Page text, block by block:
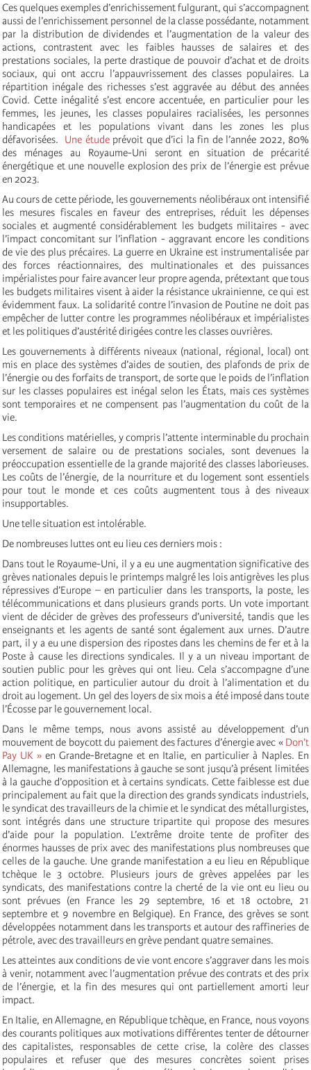
Ces quelques exemples d’enrichissement fulgurant, qui s’accompagnent
aussi de l’enrichissement personnel de la classe possédante, notamment
par la distribution de dividendes et l’augmentation de la valeur des
actions, contrastent avec les faibles hausses de salaires et des
prestations sociales, la perte drastique de pouvoir d’achat et de droits
sociaux, qui ont accru l’appauvrissement des classes populaires. La
répartition inégale des richesses s’est aggravée au début des années
Covid. Cette inégalité s’est encore accentuée, en particulier pour les
femmes, les jeunes, les classes populaires racialisées, les personnes
handicapées et les populations vivant dans les zones les plus
défavorisées.
Une étudeprévoit que d’ici la fin de l’année 2022, 80%
des ménages au Royaume-Uni seront en situation de précarité
énergétique et une nouvelle explosion des prix de l’énergie est prévue
en 2023.
Au cours de cette période, les gouvernements néolibéraux ont intensifié
les mesures fiscales en faveur des entreprises, réduit les dépenses
sociales et augmenté considérablement les budgets militaires - avec
l’impact concomitant sur l’inflation - aggravant encore les conditions
de vie des plus précaires. La guerre en Ukraine est instrumentalisée par
des forces réactionnaires, des multinationales et des puissances
impérialistes pour faire avancer leur propre agenda, prétextant que tous
les budgets militaires visent à aider la résistance ukrainienne, ce qui est
évidemment faux. La solidarité contre l’invasion de Poutine ne doit pas
empêcher de lutter contre les programmes néolibéraux et impérialistes
et les politiques d’austérité dirigées contre les classes ouvrières.
Les gouvernements à différents niveaux (national, régional, local) ont
mis en place des systèmes d’aides de soutien, des plafonds de prix de
l’énergie ou des forfaits de transport, de sorte que le poids de l’inflation
sur les classes populaires est inégal selon les États, mais ces systèmes
sont temporaires et ne compensent pas l’augmentation du coût de la
vie.
Les conditions matérielles, y compris l’attente interminable du prochain
versement de salaire ou de prestations sociales, sont devenues la
préoccupation essentielle de la grande majorité des classes laborieuses.
Les coûts de l’énergie, de la nourriture et du logement sont essentiels
pour tout le monde et ces coûts augmentent tous à des niveaux
insupportables.
Une telle situation est intolérable.
De nombreuses luttes ont eu lieu ces derniers mois :
Dans tout le Royaume-Uni, il y a eu une augmentation significative des
grèves nationales depuis le printemps malgré les lois antigrèves les plus
répressives d’Europe – en particulier dans les transports, la poste, les
télécommunications et dans plusieurs grands ports. Un vote important
vient de décider de grèves des professeurs d’université, tandis que les
enseignants et les agents de santé sont également aux urnes. D’autre
part, il y a eu une dispersion des ripostes dans les chemins de fer et à la
Poste à cause les directions syndicales. Il y a un niveau important de
soutien public pour les grèves qui ont lieu. Cela s’accompagne d’une
action politique, en particulier autour du droit à l’alimentation et du
droit au logement. Un gel des loyers de six mois a été imposé dans toute
l’Écosse par le gouvernement local.
Dans le même temps, nous avons assisté au développement d’un
mouvement de boycott du paiement des factures d’énergie avec « Don’t
Pay UK »enGrande-Bretagne et en Italie, en particulier à Naples. En
Allemagne, les manifestations à gauche se sont jusqu’à présent limitées
à la gauche d’opposition et à certains syndicats. Cette faiblesse est due
principalement au fait que la direction des grands syndicats industriels,
le syndicat des travailleurs de la chimie et le syndicat des métallurgistes,
sont intégrés dans une structure tripartite qui propose des mesures
d’aide pour la population. L’extrême droite tente de profiter des
énormes hausses de prix avec des manifestations plus nombreuses que
celles de la gauche. Une grande manifestation a eu lieu en République
tchèque le 3 octobre. Plusieurs jours de grèves appelées par les
syndicats, des manifestations contre la cherté de la vie ont eu lieu ou
sont prévues (en France les 29 septembre, 16 et 18 octobre, 21
septembre et 9 novembre en Belgique). En France, des grèves se sont
développées notamment dans les transports et autour des raffineries de
pétrole, avec des travailleurs en grève pendant quatre semaines.
Les atteintes aux conditions de vie vont encore s’aggraver dans les mois
à venir, notamment avec l’augmentation prévue des contrats et des prix
de l’énergie, et la fin des mesures qui ont partiellement amorti leur
impact.
En Italie, en Allemagne, en République tchèque, en France, nous voyons
des courants politiques aux motivations différentes tenter de détourner
des capitalistes, responsables de cette crise, la colère des classes
populaires et refuser que des mesures concrètes soient prises